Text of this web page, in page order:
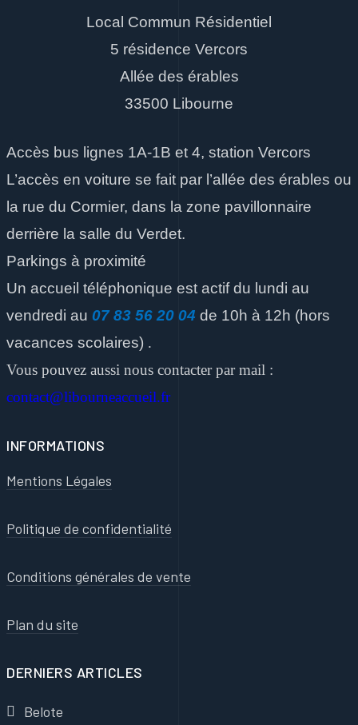
Local Commun Résidentiel
5 résidence Vercors
Allée des érables
33500 Libourne
Accès bus lignes 1A-1B et 4, station Vercors
L’accès en voiture se fait par l’allée des érables ou
la rue du Cormier, dans la zone pavillonnaire
derrière la salle du Verdet.
Parkings à proximité
Un accueil téléphonique est actif du lundi au
vendredi au 07 83 56 20 04 de 10h à 12h (hors
vacances scolaires) .
Vous pouvez aussi nous contacter par mail :
contact@libourneaccueil.fr
INFORMATIONS
Mentions Légales
Politique de confidentialité
Conditions générales de vente
Plan du site
DERNIERS ARTICLES
Belote